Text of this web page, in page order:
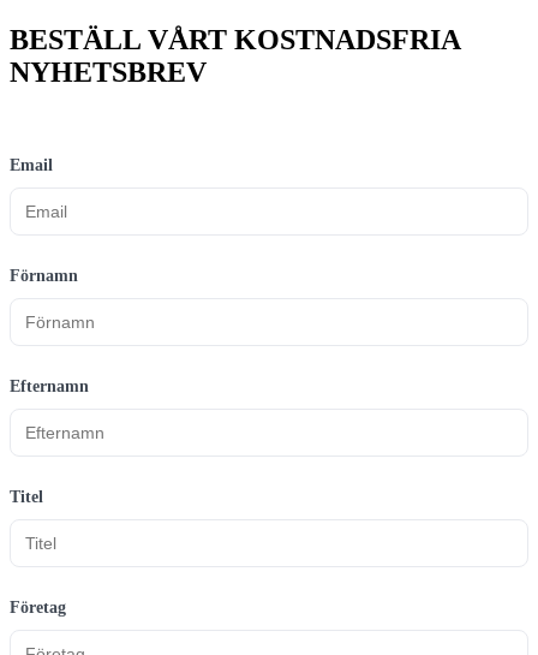
BESTÄLL VÅRT KOSTNADSFRIA
NYHETSBREV
Email
Förnamn
Efternamn
Titel
Företag